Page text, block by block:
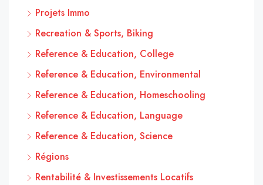
Projets Immo
Recreation & Sports, Biking
Reference & Education, College
Reference & Education, Environmental
Reference & Education, Homeschooling
Reference & Education, Language
Reference & Education, Science
Régions
Rentabilité & Investissements Locatifs